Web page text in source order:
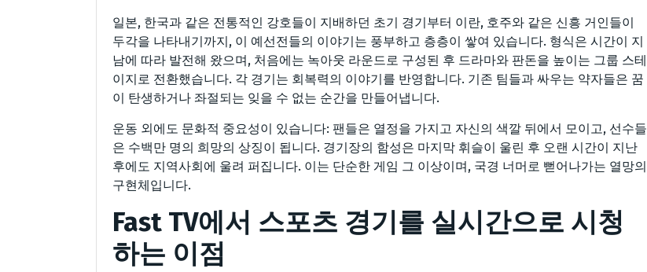
일본, 한국과 같은 전통적인 강호들이 지배하던 초기 경기부터 이란, 호주와 같은 신흥 거인들이
두각을 나타내기까지, 이 예선전들의 이야기는 풍부하고 층층이 쌓여 있습니다. 형식은 시간이 지
남에 따라 발전해 왔으며, 처음에는 녹아웃 라운드로 구성된 후 드라마와 판돈을 높이는 그룹 스테
이지로 전환했습니다. 각 경기는 회복력의 이야기를 반영합니다. 기존 팀들과 싸우는 약자들은 꿈
이 탄생하거나 좌절되는 잊을 수 없는 순간을 만들어냅니다.
운동 외에도 문화적 중요성이 있습니다: 팬들은 열정을 가지고 자신의 색깔 뒤에서 모이고, 선수들
은 수백만 명의 희망의 상징이 됩니다. 경기장의 함성은 마지막 휘슬이 울린 후 오랜 시간이 지난
후에도 지역사회에 울려 퍼집니다. 이는 단순한 게임 그 이상이며, 국경 너머로 뻗어나가는 열망의
구현체입니다.
Fast TV에서 스포츠 경기를 실시간으로 시청
하는 이점